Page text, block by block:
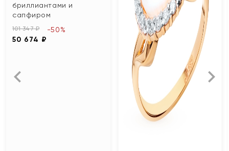
бриллиантами и
сапфиром
101 347 ₽
50 674 ₽
-50%